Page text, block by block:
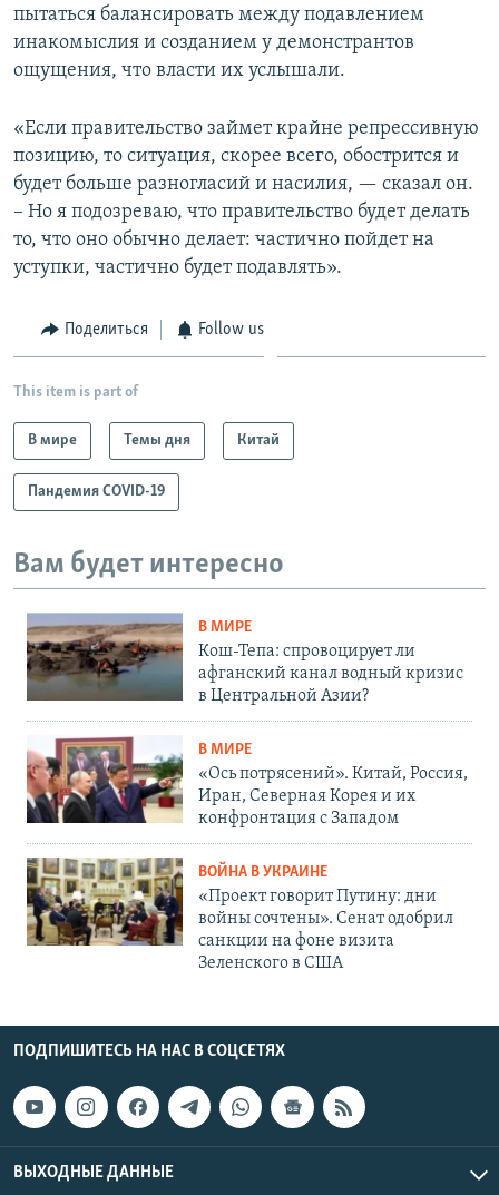
пытаться балансировать между подавлением
инакомыслия и созданием у демонстрантов
ощущения, что власти их услышали.
«Если правительство займет крайне репрессивную
позицию, то ситуация, скорее всего, обострится и
будет больше разногласий и насилия, — сказал он.
– Но я подозреваю, что правительство будет делать
то, что оно обычно делает: частично пойдет на
уступки, частично будет подавлять».
Поделиться Follow us
This item is part of
В мире Темы дня Китай
Пандемия COVID-19
Вам будет интересно
В МИРЕ
Кош-Тепа: спровоцирует ли
афганский канал водный кризис
в Центральной Азии?
В МИРЕ
«Ось потрясений». Китай, Россия,
Иран, Северная Корея и их
конфронтация с Западом
ВОЙНА В УКРАИНЕ
«Проект говорит Путину: дни
войны сочтены». Сенат одобрил
санкции на фоне визита
Зеленского в США
ПОДПИШИТЕСЬ НА НАС В СОЦСЕТЯХ
ВЫХОДНЫЕ ДАННЫЕ